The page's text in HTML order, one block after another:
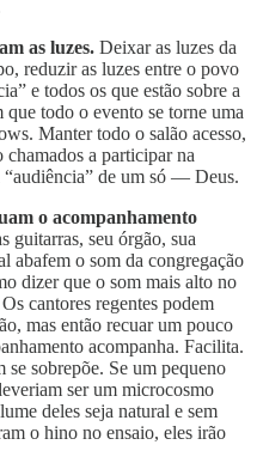
as luzes. Deixar as luzes da
reduzir as luzes entre o povo
e todos os que estão sobre a
todo o evento se torne uma
Manter todo o salão acesso,
chamados a participar na
“audiência” de um só — Deus.
o acompanhamento
guitarras, seu órgão, sua
abafem o som da congregação
dizer que o som mais alto no
cantores regentes podem
mas então recuar um pouco
acompanha. Facilita.
se sobrepõe. Se um pequeno
ser um microcosmo
deles seja natural e sem
o hino no ensaio, eles irão